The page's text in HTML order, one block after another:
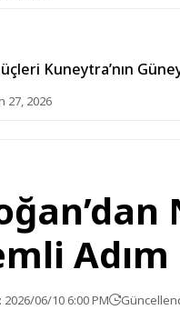
Kuneytra’nın
27, 2026
Adım
2026/06/10 6:00 PM